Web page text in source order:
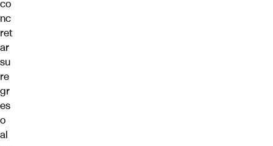
co
nc
ret
ar
su
re
gr
es
o
al